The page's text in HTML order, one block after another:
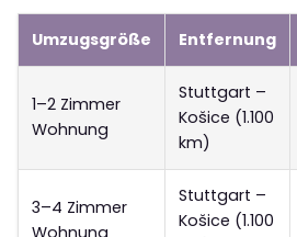
Umzugsgröße Entfernung
1–2 Zimmer
Wohnung
Stuttgart –
Košice (1.100
km)
3–4 Zimmer
Stuttgart –
Košice (1.100